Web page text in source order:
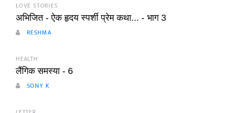
LOVE STORIES
अभिजित - ऐक हृदय स्पर्शी प्रेम कथा... - भाग 3
RESHMA
HEALTH
लैंगिक समस्या - 6
SONY K